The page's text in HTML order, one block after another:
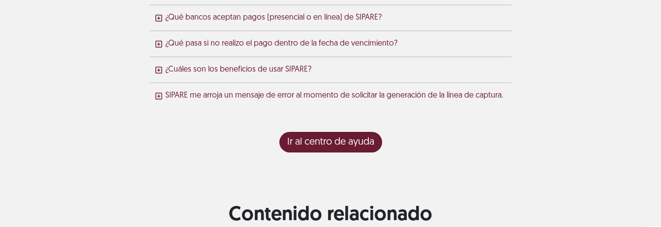
¿Qué bancos aceptan pagos (presencial o en línea) de SIPARE?
¿Qué pasa si no realizo el pago dentro de la fecha de vencimiento?
¿Cuáles son los beneficios de usar SIPARE?
SIPARE me arroja un mensaje de error al momento de solicitar la generación de la línea de captura.
Ir al centro de ayuda
Contenido relacionado